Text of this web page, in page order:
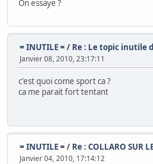
On essaye ?
= INUTILE = / Re : Le topic inutile
Janvier 08, 2010, 23:17:11
c'est quoi come sport ca ?
ca me parait fort tentant
= INUTILE = / Re : COLLARO SUR
Janvier 04, 2010, 17:14:12